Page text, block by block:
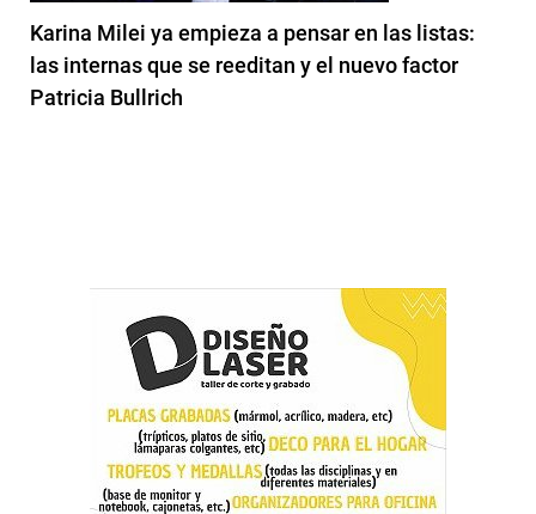
Karina Milei ya empieza a pensar en las listas:
las internas que se reeditan y el nuevo factor
Patricia Bullrich